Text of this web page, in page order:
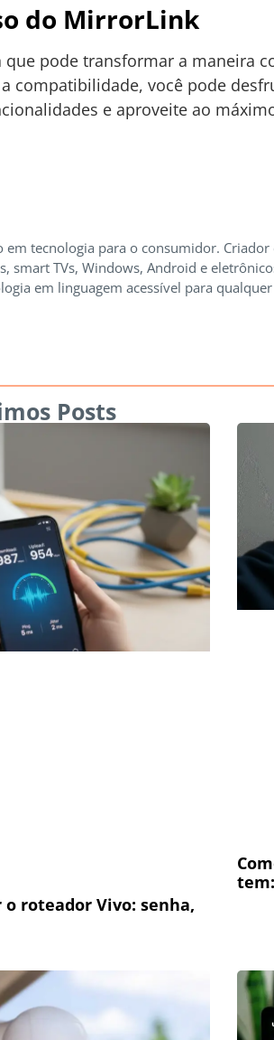
do MirrorLink
pode transformar a maneira
compatibilidade, você pode
e aproveite ao
em tecnologia para o consumidor.
smart TVs, Windows, Android e
em linguagem acessível para qualquer
Posts
o roteador Vivo: senha,